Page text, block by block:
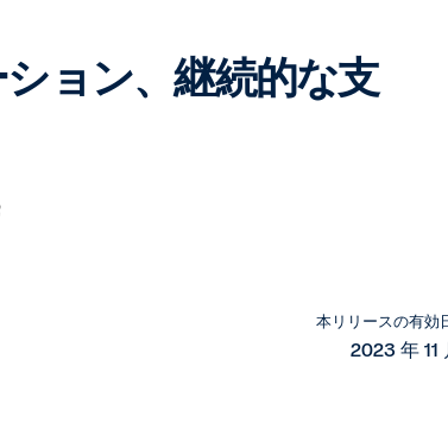
ョン、継続的な支
本リリースの有効
2023 年 11